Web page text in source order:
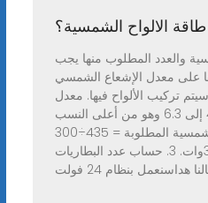
الالواح الشمسية؟
والعدد المطلوب منها يجب
على معدل الإشعاع الشمسي
تركيب الألواح فيها. معدل
الاشعاع الشمسي ما بين 4 إلى 6.3 وهو من أعلى النسب
في العالم. عدد الألواح الشمسية المطلوبة = 435÷300
=1.5 تقريبا 2 ألواح 300وات. 3. حساب عدد البطاريات